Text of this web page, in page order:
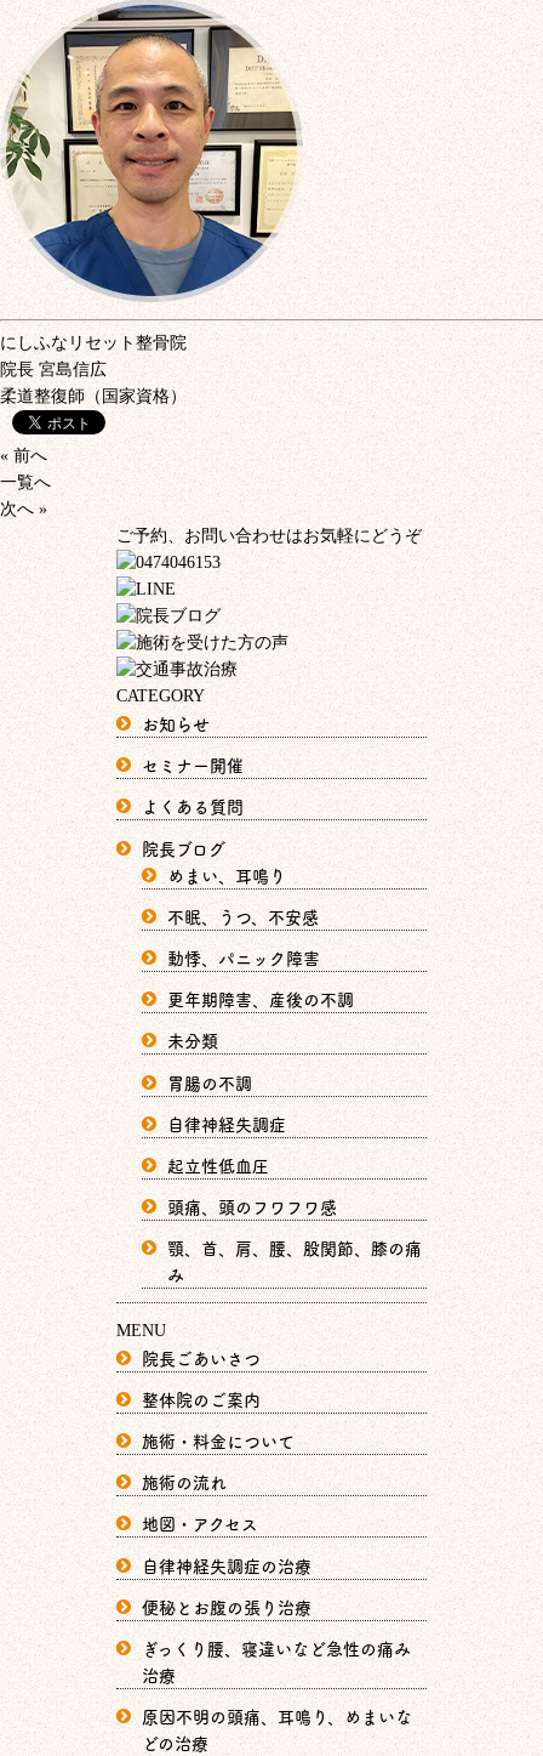
にしふなリセット整骨院
院長 宮島信広
柔道整復師（国家資格）
« 前へ
一覧へ
次へ »
ご予約、お問い合わせはお気軽にどうぞ
CATEGORY
お知らせ
セミナー開催
よくある質問
院長ブログ
めまい、耳鳴り
不眠、うつ、不安感
動悸、パニック障害
更年期障害、産後の不調
未分類
胃腸の不調
自律神経失調症
起立性低血圧
頭痛、頭のフワフワ感
顎、首、肩、腰、股関節、膝の痛
み
MENU
院長ごあいさつ
整体院のご案内
施術・料金について
施術の流れ
地図・アクセス
自律神経失調症の治療
便秘とお腹の張り治療
ぎっくり腰、寝違いなど急性の痛み
治療
原因不明の頭痛、耳鳴り、めまいな
どの治療